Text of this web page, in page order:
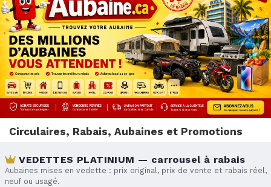
Circulaires, Rabais, Aubaines et Promotions
VEDETTES PLATINIUM — carrousel à rabais
Aubaines mises en vedette : prix original, prix de vente et rabais réel,
neuf ou usagé.